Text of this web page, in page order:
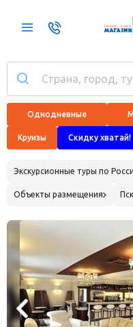
Однодневные
Круизы Скидку хватай!
Экскурсионные туры по
Объекты размещения